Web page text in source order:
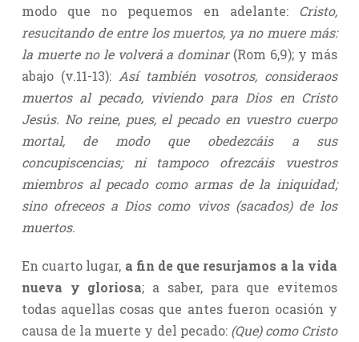
modo que no pequemos en adelante: Cristo,
resucitando de entre los muertos, ya no muere más:
la muerte no le volverá a dominar(Rom 6,9); y más
abajo (v.11-13): Así también vosotros, consideraos
muertos al pecado, viviendo para Dios en Cristo
Jesús. No reine, pues, el pecado en vuestro cuerpo
mortal, de modo que obedezcáis a sus
concupiscencias; ni tampoco ofrezcáis vuestros
miembros al pecado como armas de la iniquidad;
sino ofreceos a Dios como vivos (sacados) de los
muertos.
En cuarto lugar, a fin de que resurjamos a la vida
nueva y gloriosa; a saber, para que evitemos
todas aquellas cosas que antes fueron ocasión y
causa de la muerte y del pecado: (Que) como Cristo